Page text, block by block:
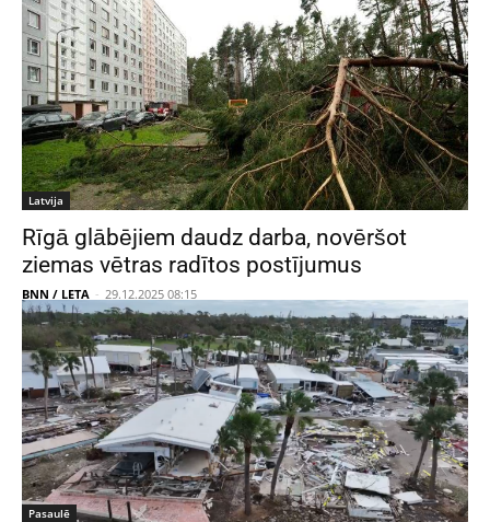
Latvija
Rīgā glābējiem daudz darba, novēršot
ziemas vētras radītos postījumus
BNN / LETA - 29.12.2025 08:15
Pasaulē